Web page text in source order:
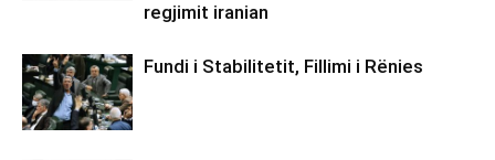
regjimit iranian
Fundi i Stabilitetit, Fillimi i Rënies